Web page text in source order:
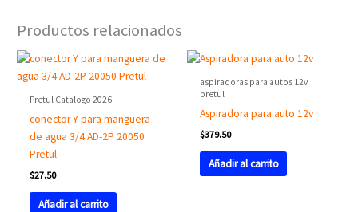
Productos relacionados
Pretul Catalogo 2026
conector Y para manguera
de agua 3/4 AD-2P 20050
Pretul
$27.50
Añadir al carrito
aspiradoras para autos 12v
pretul
Aspiradora para auto 12v
$379.50
Añadir al carrito